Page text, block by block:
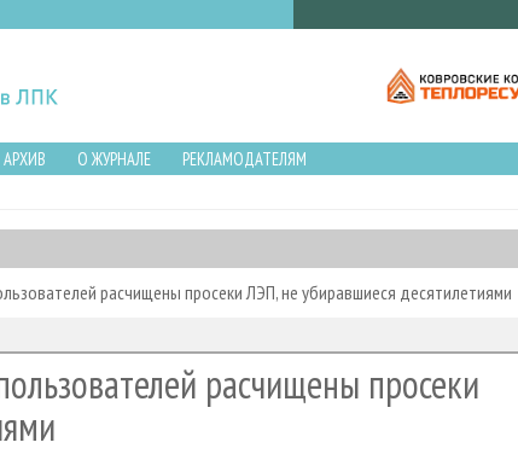
АРХИВ О ЖУРНАЛЕ
РЕКЛАМОДАТЕЛЯМ
расчищены просеки ЛЭП, не убиравшиеся десятилетиями
расчищены просеки